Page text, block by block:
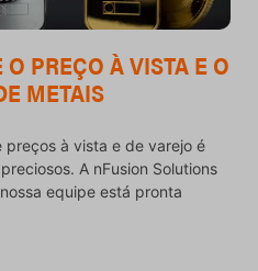
PREÇO À VISTA E O
METAIS
preços à vista e de varejo é
A nFusion Solutions
equipe está pronta